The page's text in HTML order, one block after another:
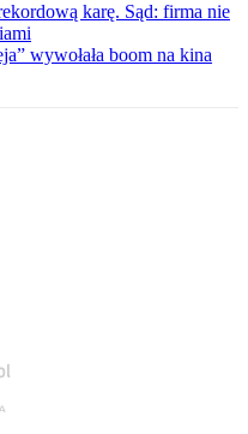
karę. Sąd: firma nie
wywołała boom na kina